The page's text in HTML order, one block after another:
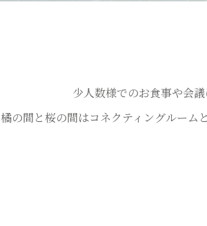
少人数様でのお食事や会議
橘の間と桜の間はコネクティングルーム